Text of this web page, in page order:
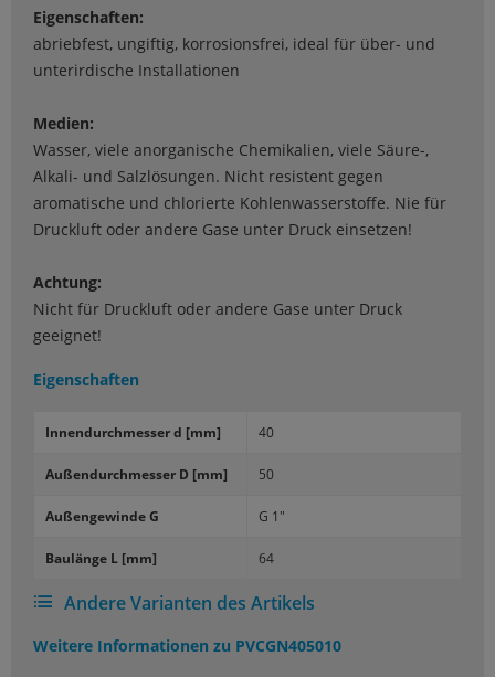
Eigenschaften:
abriebfest, ungiftig, korrosionsfrei, ideal für über- und
unterirdische Installationen
Medien:
Wasser, viele anorganische Chemikalien, viele Säure-,
Alkali- und Salzlösungen. Nicht resistent gegen
aromatische und chlorierte Kohlenwasserstoffe. Nie für
Druckluft oder andere Gase unter Druck einsetzen!
Achtung:
Nicht für Druckluft oder andere Gase unter Druck
geeignet!
Eigenschaften
In­nen­durch­mes­ser d [mm] 40
Au­ßen­durch­mes­ser D [mm] 50
Au­ßen­ge­win­de G G 1"
Bau­län­ge L [mm] 64
Andere Varianten des Artikels
Weitere Informationen zu PVCGN405010